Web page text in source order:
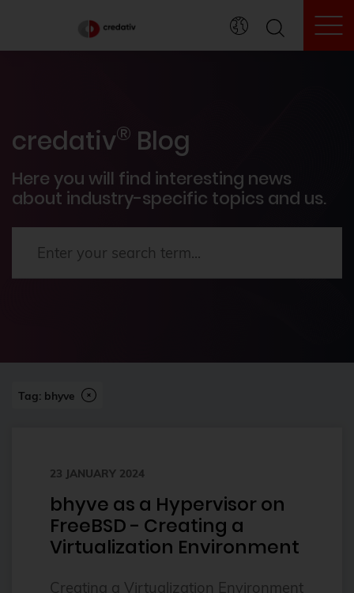
credativ® Blog
Here you will find interesting news
about industry-specific topics and us.
Events
PostgreSQL®
News
2024
Alpine
alternatives
Tag: bhyve
23 JANUARY 2024
bhyve as a Hypervisor on
FreeBSD - Creating a
Virtualization Environment
Creating a Virtualization Environment